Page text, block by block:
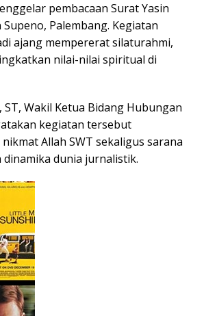
pembacaan Surat Yasin
Palembang. Kegiatan
ajang mempererat silaturahmi,
nilai-nilai spiritual di
Wakil Ketua Bidang Hubungan
kegiatan tersebut
Allah SWT sekaligus sarana
dunia jurnalistik.